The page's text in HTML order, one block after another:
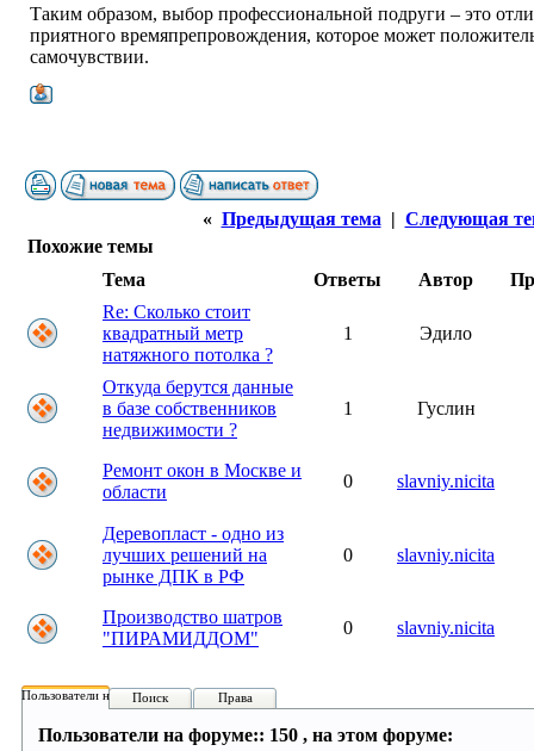
Таким образом, выбор профессиональной подруги – это
приятного времяпрепровождения, которое может
самочувствии.
« Предыдущая тема | Следующая
Похожие темы
Тема
Ответы Автор
Re: Сколько стоит
квадратный метр
натяжного потолка ?
1 Эдило
Откуда берутся данные
в базе собственников
недвижимости ?
1 Гуслин
Ремонт окон в Москве и
области
0 slavniy.nicita
Деревопласт - одно из
лучших решений на
рынке ДПК в РФ
0 slavniy.nicita
Производство шатров
"ПИРАМИДДОМ"
0 slavniy.nicita
Пользователи на форуме:
Поиск Права
Пользователи на форуме:: 150 , на этом форуме: